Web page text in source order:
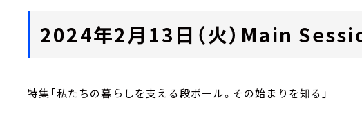
2024年2月13日（火）Main
特集「私たちの暮らしを支える段ボール。その始まりを知る」